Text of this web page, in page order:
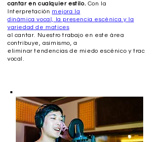
cantar en cualquier estilo. Con la
Interpretación mejora la
dinámica vocal, la presencia escénica y la
variedad de matices
al cantar. Nuestro trabajo en este área
contribuye, asimismo, a
eliminar tendencias de miedo escénico y trac
vocal.